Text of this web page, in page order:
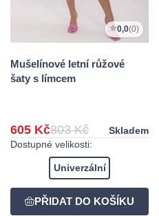
0,0(0)
Mušelínové letní růžové
šaty s límcem
605 Kč803 Kč
Skladem
Dostupné velikosti:
Univerzální